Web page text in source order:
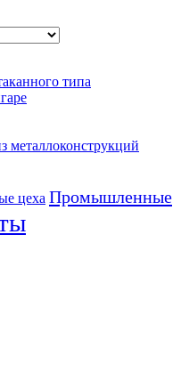
типа
металлоконструкций
цеха Промышленные